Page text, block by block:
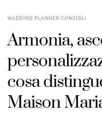
WEDDING PLANNER CONSIGLI
Armonia,
cosa
Maison